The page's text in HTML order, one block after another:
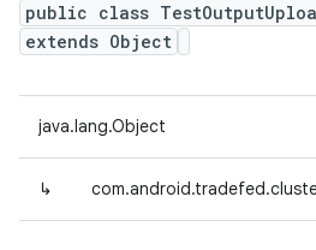
public class
extends Object
java.lang.Object
↳